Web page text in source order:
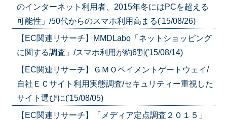
のインターネット利用者、2015年冬にはPCを超える
可能性」/50代からのスマホ利用高まる('15/08/26)
【EC関連リサーチ】MMDLabo「ネットショッピング
に関する調査」/スマホ利用が約6割('15/08/14)
【EC関連リサーチ】ＧＭＯペイメントゲートウェイ/
自社ＥＣサイト利用実態調査/セキュリティー重視した
サイト選びに('15/08/05)
【EC関連リサーチ】「メディア定点調査２０１５」